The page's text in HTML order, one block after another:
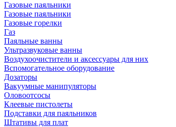
Газовые паяльники
Газовые паяльники
Газовые горелки
Газ
Паяльные ванны
Ультразвуковые ванны
Воздухоочистители и аксессуары для них
Вспомогательное оборудование
Дозаторы
Вакуумные манипуляторы
Оловоотсосы
Клеевые пистолеты
Подставки для паяльников
Штативы для плат